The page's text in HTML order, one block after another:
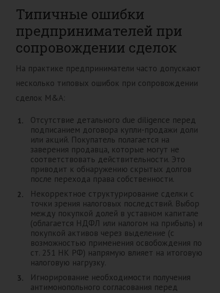
Типичные ошибки
предпринимателей при
сопровождении сделок
На практике предприниматели часто допускают
несколько типовых ошибок при сопровождении
сделок M&A:
Отсутствие детального due diligence перед
подписанием договора купли-продажи доли
или акций. Покупатель полагается на
заверения продавца, которые могут не
соответствовать действительности. Это
приводит к обнаружению скрытых долгов
после перехода права собственности.
Некорректное структурирование сделки с
точки зрения налоговых последствий. Выбор
между покупкой долей в уставном капитале
(облагается НДФЛ или налогом на прибыль) и
покупкой активов через выделение (с
возможностью применения освобождения по
ст. 251 НК РФ) напрямую влияет на итоговую
налоговую нагрузку.
Игнорирование необходимости получения
антимонопольного согласования перед